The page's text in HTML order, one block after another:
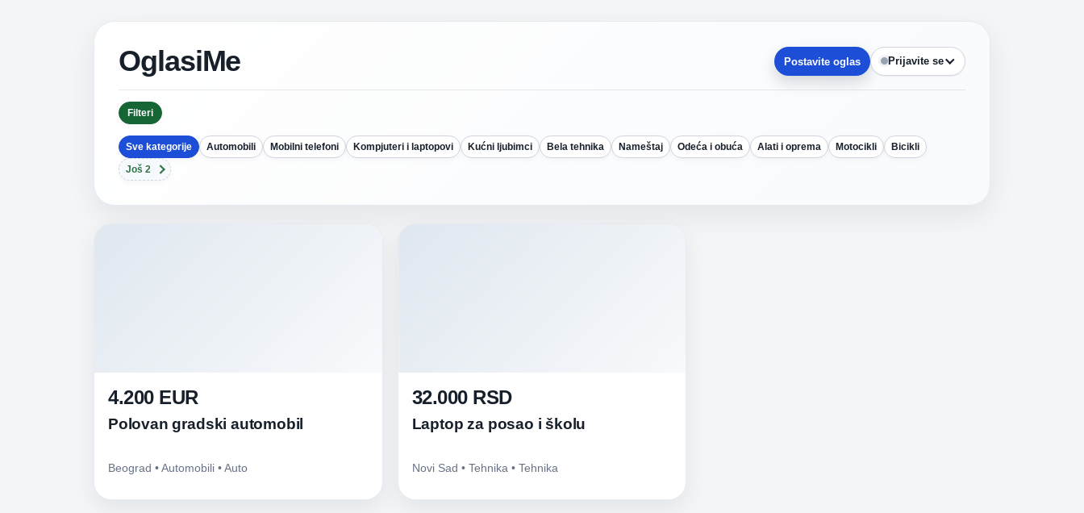
OglasiMe Postavite oglas Prijavite se
Filteri
Sve kategorije Automobili Mobilni telefoni Kompjuteri i laptopovi Kućni ljubimci Bela tehnika Nameštaj Odeća i obuća Alati i oprema Motocikli
Bicikli
Još 2
4.200 EUR
Polovan gradski automobil
Beograd • Automobili • Auto
32.000 RSD
Laptop za posao i školu
Novi Sad • Tehnika • Tehnika